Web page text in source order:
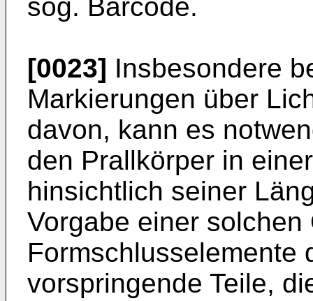
sog. Barcode.
[0023] Insbesondere
Markierungen über
davon, kann es
den Prallkörper in
hinsichtlich seiner
Vorgabe einer
Formschlusselemente
vorspringende Teile,